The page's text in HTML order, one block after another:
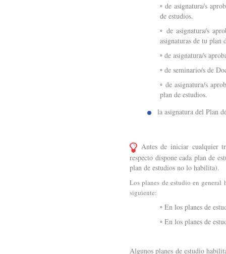
◦ de asignatura/s
de estudios.
◦ de asignatura/s
asignaturas de tu plan
◦ de asignatura/s
◦ de seminario/s de
◦ de asignatura/s
plan de estudios.
la asignatura del Plan
Antes de iniciar cualquier
respecto dispone cada plan de
plan de estudios no lo habilita).
Los planes de estudio en
siguiente:
◦ En los planes de
◦ En los planes de
Algunos planes de estudio